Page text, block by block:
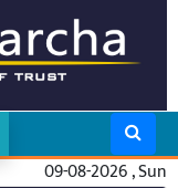
09-08-2026 , Sun